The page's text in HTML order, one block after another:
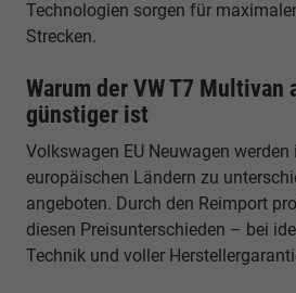
Technologien sorgen für
Strecken.
Warum der VW T7 Multivan
günstiger ist
Volkswagen EU Neuwagen werden
europäischen Ländern zu
angeboten. Durch den Reimport
diesen Preisunterschieden – bei
Technik und voller